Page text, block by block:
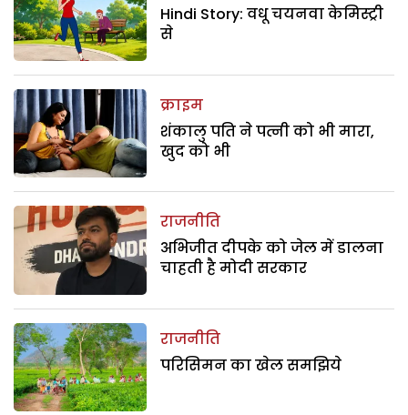
Hindi Story: वधू चयनवा केमिस्ट्री
से
क्राइम
शंकालु पति ने पत्नी को भी मारा,
खुद को भी
राजनीति
अभिजीत दीपके को जेल में डालना
चाहती है मोदी सरकार
राजनीति
परिसिमन का खेल समझिये